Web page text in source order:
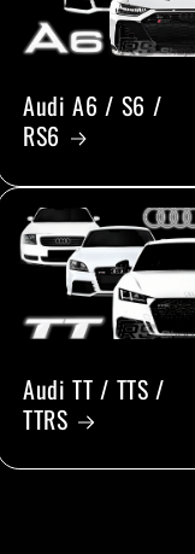
Audi A6 / S6 /
RS6
Audi TT / TTS /
TTRS